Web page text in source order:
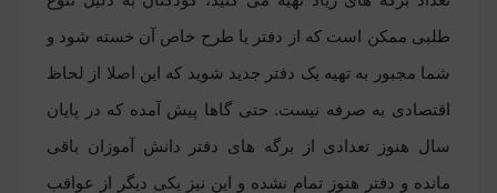
طلبی ممکن است که از دفتر یا طرح خاص آن خسته شود و
شما مجبور به تهیه یک دفتر جدید شوید که این اصلا از لحاظ
اقتصادی به صرفه نیست. حتی گاها پیش آمده که در پایان
سال هنوز تعدادی از برگه های دفتر دانش آموزان باقی
مانده و دفتر هنوز تمام نشده و این نیز یکی دیگر از عواقب